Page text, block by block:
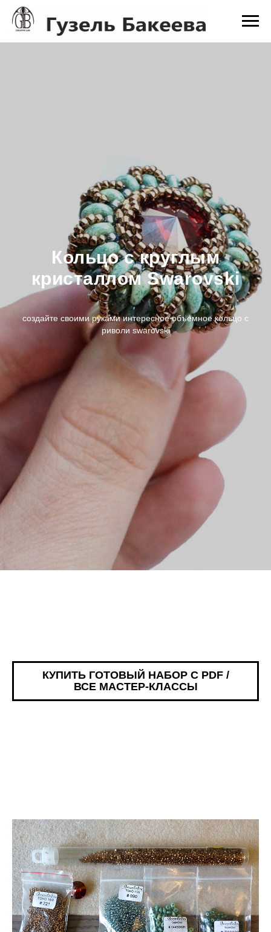
Кольцо с круглым
кристаллом Swarovski
создайте своими руками интересное объемное кольцо с
риволи swarovski
КУПИТЬ ГОТОВЫЙ НАБОР С PDF /
ВСЕ МАСТЕР-КЛАССЫ